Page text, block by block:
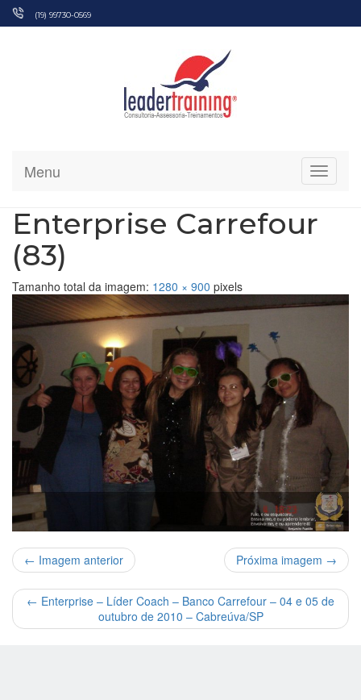
Pular
(19) 99730-0569
Menu
Enterprise Carrefour
(83)
Tamanho total da imagem: 1280 × 900 pixels
← Imagem anterior Próxima imagem →
← Enterprise – Líder Coach – Banco Carrefour – 04 e 05 de
outubro de 2010 – Cabreúva/SP